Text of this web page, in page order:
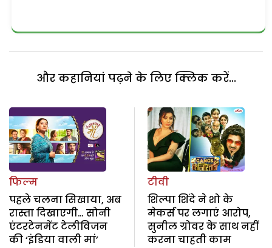
और कहानियां पढ़ने के लिए क्लिक करें...
फिल्म
पहले चलना सिखाया, अब
रास्ता दिखाएगी… सोनी
एंटरटेनमेंट टेलीविजन
की ‘इंडिया वाली मां’
टीवी
शिल्पा शिंदे ने शो के
मेकर्स पर लगाएं आरोप,
सुनील ग्रोवर के साथ नहीं
करना चाहती काम